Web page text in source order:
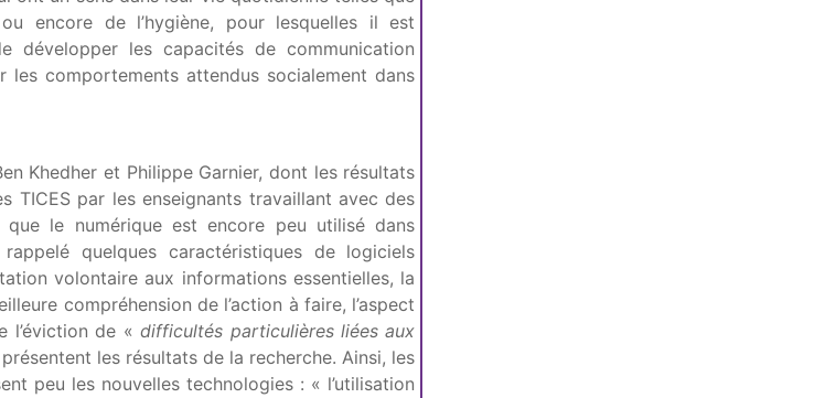
encore de l’hygiène, pour lesquelles il est
développer les capacités de communication
comportements attendus socialement dans
Khedher et Philippe Garnier, dont les résultats
TICES par les enseignants travaillant avec des
le numérique est encore peu utilisé dans
quelques caractéristiques de logiciels
volontaire aux informations essentielles, la
compréhension de l’action à faire, l’aspect
l’éviction de «difficultés particulières liées aux
les résultats de la recherche. Ainsi, les
peu les nouvelles technologies : « l’utilisation